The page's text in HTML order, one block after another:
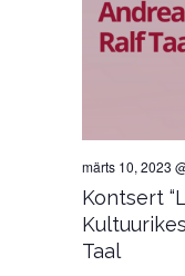
Kontsert
Taal
märts 10, 2023